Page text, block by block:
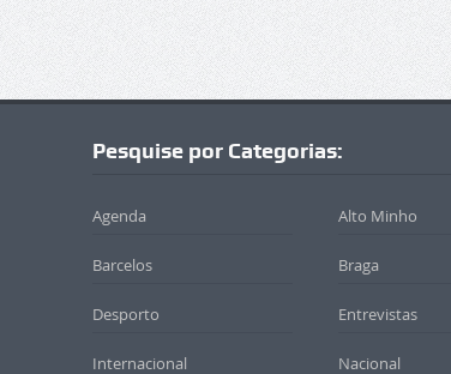
Pesquise por Categorias:
Agenda Alto Minho
Barcelos Braga
Desporto Entrevistas
Internacional Nacional